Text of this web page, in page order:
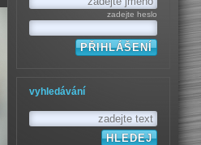
zadejte heslo
vyhledávání